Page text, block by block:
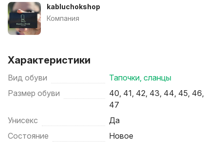
kabluchokshop
Компания
Характеристики
Вид обуви
Тапочки, сланцы
Размер обуви
40, 41, 42, 43, 44, 45, 46,
47
Унисекс
Да
Состояние
Новое